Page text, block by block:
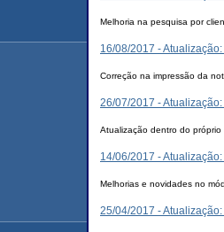
Melhoria na pesquisa por
16/08/2017 -
Correção na impressão da
26/07/2017 -
Atualização dentro do próprio
14/06/2017 -
Melhorias e novidades no
25/04/2017 -